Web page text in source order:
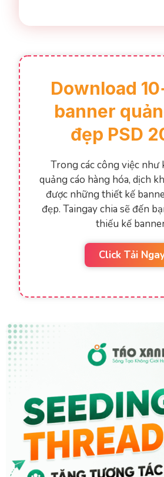
Download
banner
đẹp PSD
Trong các công việc như
quảng cáo hàng hóa, dịch
được những thiết kế
đẹp. Taingay chia sẽ đến
thiếu kế
Click Tải